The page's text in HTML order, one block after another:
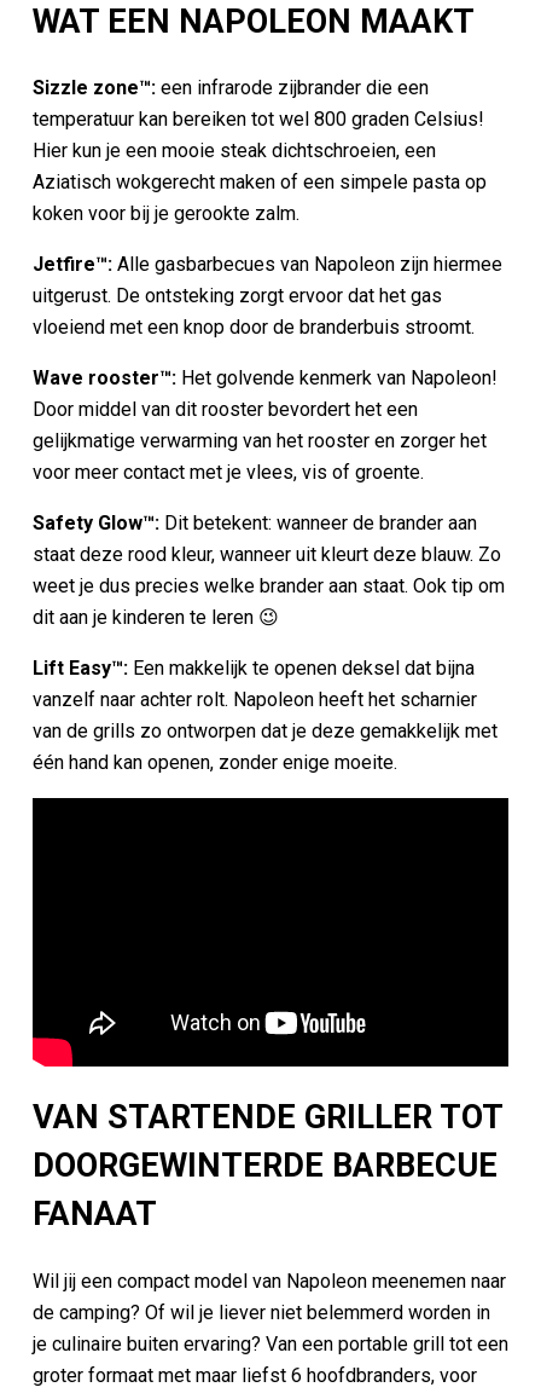
WAT EEN NAPOLEON MAAKT
Sizzle zone™:een infrarode zijbrander die een
temperatuur kan bereiken tot wel 800 graden Celsius!
Hier kun je een mooie steak dichtschroeien, een
Aziatisch wokgerecht maken of een simpele pasta op
koken voor bij je gerookte zalm.
Jetfire™:Alle gasbarbecues van Napoleon zijn hiermee
uitgerust. De ontsteking zorgt ervoor dat het gas
vloeiend met een knop door de branderbuis stroomt.
Wave rooster™:Het golvende kenmerk van Napoleon!
Door middel van dit rooster bevordert het een
gelijkmatige verwarming van het rooster en zorger het
voor meer contact met je vlees, vis of groente.
Safety Glow™:Dit betekent: wanneer de brander aan
staat deze rood kleur, wanneer uit kleurt deze blauw. Zo
weet je dus precies welke brander aan staat. Ook tip om
dit aan je kinderen te leren 😉
Lift Easy™:Een makkelijk te openen deksel dat bijna
vanzelf naar achter rolt. Napoleon heeft het scharnier
van de grills zo ontworpen dat je deze gemakkelijk met
één hand kan openen, zonder enige moeite.
VAN STARTENDE GRILLER TOT
DOORGEWINTERDE BARBECUE
FANAAT
Wil jij een compact model van Napoleon meenemen naar
de camping? Of wil je liever niet belemmerd worden in
je culinaire buiten ervaring? Van een portable grill tot een
groter formaat met maar liefst 6 hoofdbranders, voor